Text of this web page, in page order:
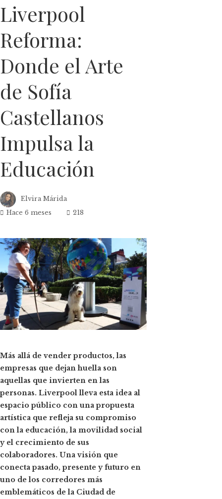
Liverpool
Reforma:
Donde el Arte
de Sofía
Castellanos
Impulsa la
Educación
Elvira Márida
Hace 6 meses
218
Más allá de vender productos, las
empresas que dejan huella son
aquellas que invierten en las
personas. Liverpool lleva esta idea al
espacio público con una propuesta
artística que refleja su compromiso
con la educación, la movilidad social
y el crecimiento de sus
colaboradores. Una visión que
conecta pasado, presente y futuro en
uno de los corredores más
emblemáticos de la Ciudad de